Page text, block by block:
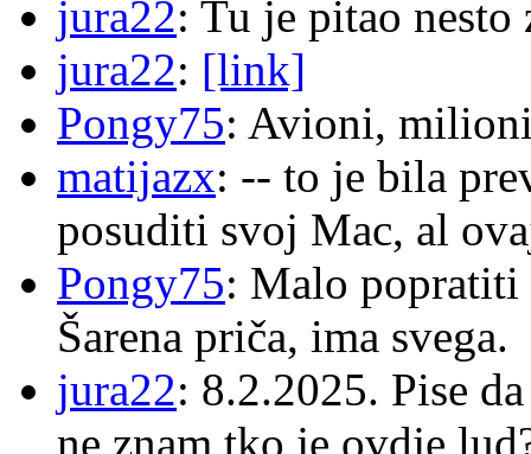
jura22: Tu je pitao
jura22: [link]
Pongy75: Avioni,
matijazx: -- to je bila
posuditi svoj Mac, al
Pongy75: Malo popratiti
Šarena priča, ima svega.
jura22: 8.2.2025. Pise
ne znam tko je ovdje